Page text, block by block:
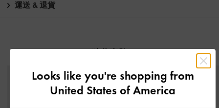
運送 & 退貨
Looks like you're shopping from
United States of America